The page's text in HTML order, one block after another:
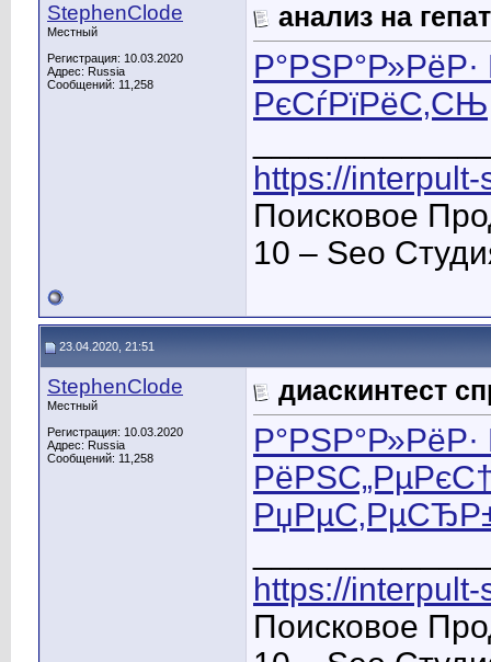
StephenClode
Местный
Регистрация: 10.03.2020
Адрес: Russia
Сообщений: 11,258
анализ на
Р°РЅР°Р»РёР·
РєСѓРїРёС‚СЊ
https://
Поисковое
10 – Seo
23.04.2020, 21:51
StephenClode
Местный
Регистрация: 10.03.2020
Адрес: Russia
Сообщений: 11,258
диаскинтест
https://
Поисковое